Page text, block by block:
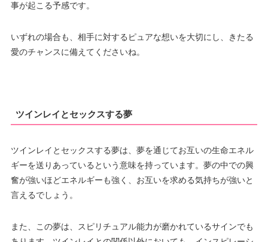
事が起こる予感です。
いずれの場合も、相手に対するピュアな想いを大切にし、きたる
愛のチャンスに備えてくださいね。
ツインレイとセックスする夢
ツインレイとセックスする夢は、夢を通じてお互いの生命エネル
ギーを送りあっているという意味を持っています。夢の中での興
奮が強いほどエネルギーも強く、お互いを求める気持ちが強いと
言えるでしょう。
また、この夢は、スピリチュアル能力が磨かれているサインでも